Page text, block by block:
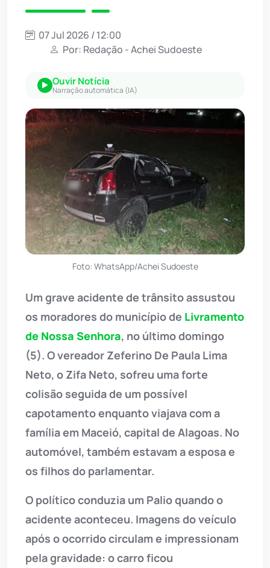
07 Jul 2026 / 12:00
Por: Redação - Achei Sudoeste
Ouvir Notícia
Narração automática (IA)
Foto: WhatsApp/Achei Sudoeste
Um grave acidente de trânsito assustou
os moradores do município de Livramento
de Nossa Senhora, no último domingo
(5). O vereador Zeferino De Paula Lima
Neto, o Zifa Neto, sofreu uma forte
colisão seguida de um possível
capotamento enquanto viajava com a
família em Maceió, capital de Alagoas. No
automóvel, também estavam a esposa e
os filhos do parlamentar.
O político conduzia um Palio quando o
acidente aconteceu. Imagens do veículo
após o ocorrido circulam e impressionam
pela gravidade: o carro ficou